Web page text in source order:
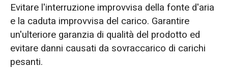
Evitare l'interruzione improvvisa della fonte d'aria
e la caduta improvvisa del carico. Garantire
un'ulteriore garanzia di qualità del prodotto ed
evitare danni causati da sovraccarico di carichi
pesanti.